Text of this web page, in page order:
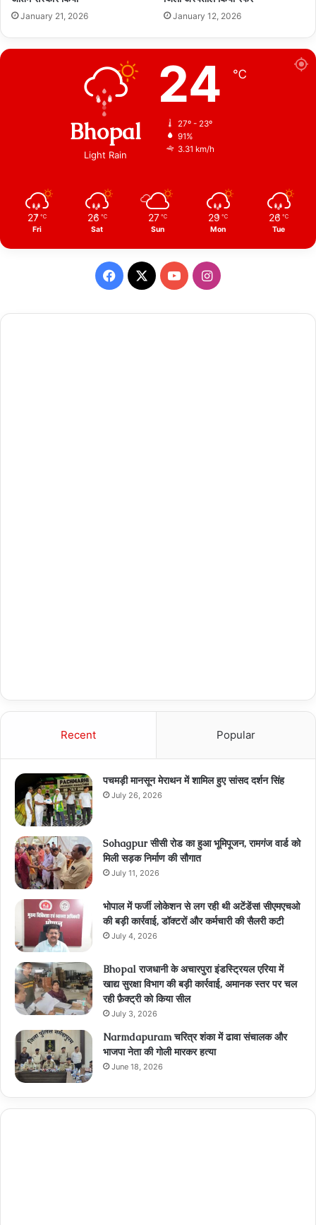
January 21, 2026 January 12, 2026
Bhopal
Light Rain
24 ℃
27º - 23º
91%
3.31 km/h
27 ℃
Fri
26 ℃
Sat
27 ℃
Sun
29 ℃
Mon
26 ℃
Tue
Facebook
X YouTubeInstagram
Recent Popular
पचमड़ी मानसून मेराथन में शामिल हुए सांसद दर्शन सिंह
July 26, 2026
Sohagpur सीसी रोड का हुआ भूमिपूजन, रामगंज वार्ड को
मिली सड़क निर्माण की सौगात
July 11, 2026
भोपाल में फर्जी लोकेशन से लग रही थी अटेंडेंस! सीएमएचओ
की बड़ी कार्रवाई, डॉक्टरों और कर्मचारी की सैलरी कटी
July 4, 2026
Bhopal राजधानी के अचारपुरा इंडस्ट्रियल एरिया में
खाद्य सुरक्षा विभाग की बड़ी कार्रवाई, अमानक स्तर पर चल
रही फ़ैक्ट्री को किया सील
July 3, 2026
Narmdapuram चरित्र शंका में ढावा संचालक और
भाजपा नेता की गोली मारकर हत्या
June 18, 2026